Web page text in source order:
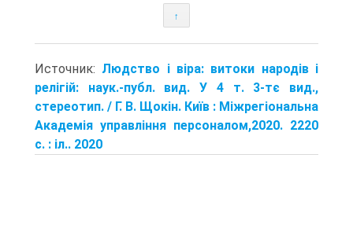
↑
Источник: Людство і віра: витоки народів і
релігій: наук.-публ. вид. У 4 т. 3-тє вид.,
стереотип. / Г. В. Щокін. Київ : Міжрегіональна
Академія управління персоналом,2020. 2220
с. : іл.. 2020